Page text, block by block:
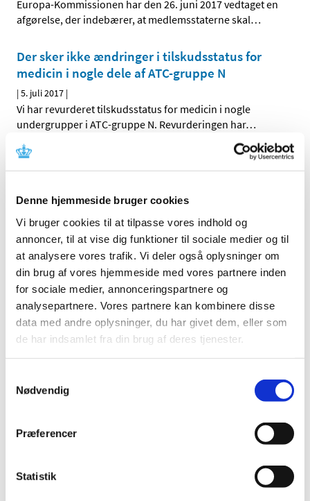
Denne hjemmeside bruger cookies
Vi bruger cookies til at tilpasse vores indhold og
annoncer, til at vise dig funktioner til sociale medier og til
at analysere vores trafik. Vi deler også oplysninger om
din brug af vores hjemmeside med vores partnere inden
for sociale medier, annonceringspartnere og
analysepartnere. Vores partnere kan kombinere disse
data med andre oplysninger, du har givet dem, eller som
de har indsamlet fra din brug af deres tjenester.
Nødvendig
Præferencer
Statistik
Europa-Kommissionen har den 26. juni 2017 vedtaget en
afgørelse, der indebærer, at medlemsstaterne skal…
Der sker ikke ændringer i tilskudsstatus for
medicin i nogle dele af ATC-gruppe N
|5. juli 2017 |
Vi har revurderet tilskudsstatus for medicin i nogle
undergrupper i ATC-gruppe N. Revurderingen har…
Rapporter om alvorlige bivirkninger ved
skal ikke til LMST
Lægemiddelstyrelsen stiller ikke længere krav om
overførsel af rapporter om 3. lands alvorlige og…
Medicintilskudsnævnet har modtaget 12 nye
høringssvar om tilskudsstatus for medicin mod
astma og KOL
|3. juli 2017|
TID
2025 (158)